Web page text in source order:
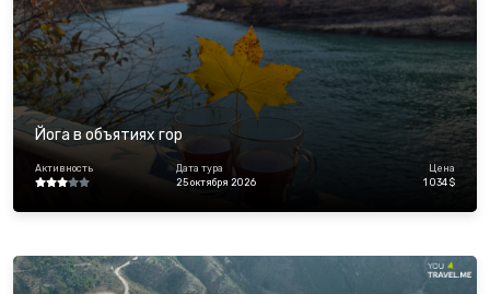
Йога в объятиях гор
Активность
Дата тура
25 октября 2026
Цена
1 034 $